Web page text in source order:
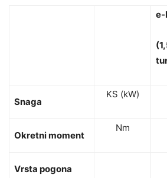
e-
Snaga
KS (kW)
Okretni moment
Nm
Vrsta pogona